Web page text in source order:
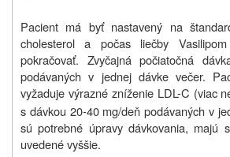
Pacient má byť nastavený na
cholesterol a počas liečby
pokračovať. Zvyčajná počiatočná
podávaných v jednej dávke večer.
vyžaduje výrazné zníženie LDL-C (viac
s dávkou 20-40 mg/deň podávaných v
sú potrebné úpravy dávkovania, majú
uvedené vyššie.